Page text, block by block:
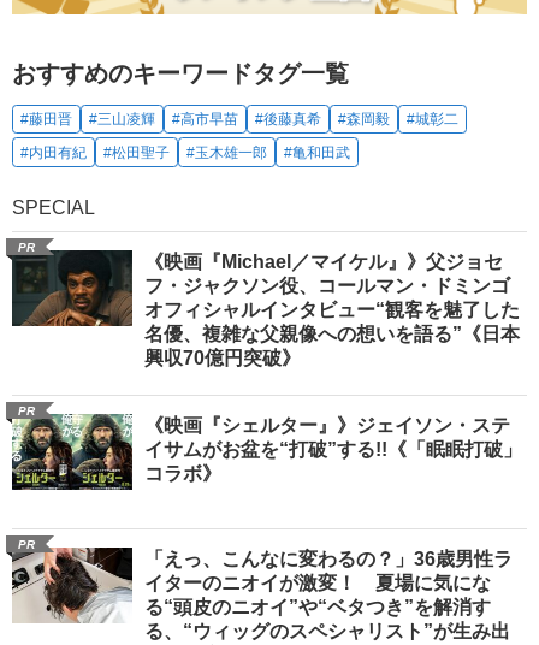
おすすめのキーワードタグ一覧
#藤田晋 #三山凌輝 #高市早苗 #後藤真希 #森岡毅
#城彰二
#内田有紀
#松田聖子 #玉木雄一郎 #亀和田武
SPECIAL
PR
《映画『Michael／マイケル』》父ジョセ
フ・ジャクソン役、コールマン・ドミンゴ
オフィシャルインタビュー“観客を魅了した
名優、複雑な父親像への想いを語る”《日本
興収70億円突破》
PR
《映画『シェルター』》ジェイソン・ステ
イサムがお盆を“打破”する!!《「眠眠打破」
コラボ》
PR
「えっ、こんなに変わるの？」36歳男性ラ
イターのニオイが激変！ 夏場に気にな
る“頭皮のニオイ”や“ベタつき”を解消す
る、“ウィッグのスペシャリスト”が生み出